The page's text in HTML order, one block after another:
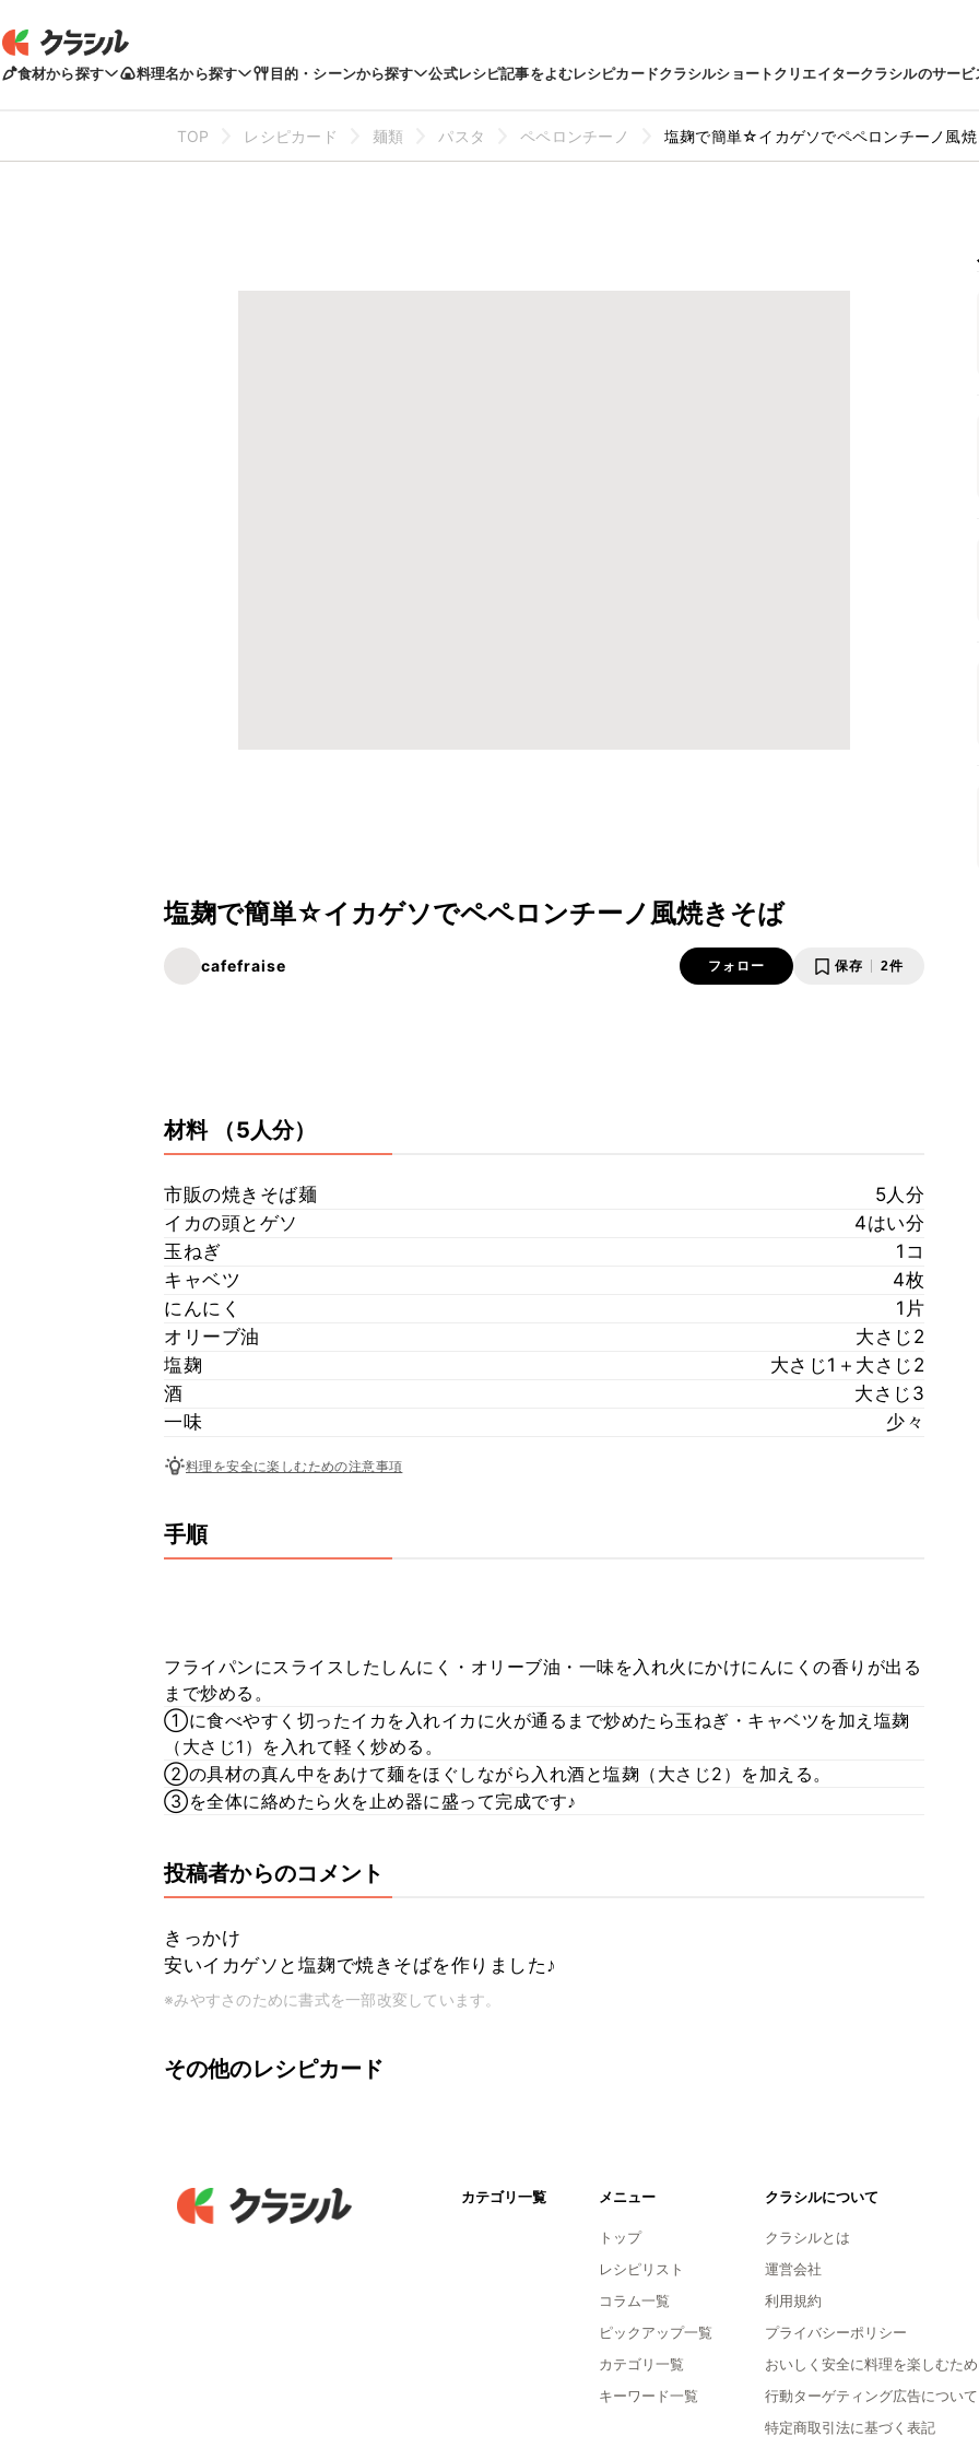
食材から探す 料理名から探す 目的・シーンから探す 公式レシピ記事をよむレシピカードクラシルショートクリエイタークラシルのサービ
TOP レシピカード 麺類 パスタ ペペロンチーノ 塩麹で簡単☆イカゲソでペペロンチーノ風
塩麹で簡単☆イカゲソでペペロンチーノ風焼きそば
cafefraise フォロー 保存 2件
材料 （5人分）
市販の焼きそば麺
5人分
イカの頭とゲソ
4はい分
玉ねぎ
1コ
キャベツ
4枚
にんにく
1片
オリーブ油
大さじ2
塩麹
大さじ1＋大さじ2
酒
大さじ3
一味
少々
料理を安全に楽しむための注意事項
手順
フライパンにスライスしたしんにく・オリーブ油・一味を入れ火にかけにんにくの香りが出る
まで炒める。
①に食べやすく切ったイカを入れイカに火が通るまで炒めたら玉ねぎ・キャベツを加え塩麹
（大さじ1）を入れて軽く炒める。
②の具材の真ん中をあけて麺をほぐしながら入れ酒と塩麹（大さじ2）を加える。
③を全体に絡めたら火を止め器に盛って完成です♪
投稿者からのコメント
きっかけ
安いイカゲソと塩麹で焼きそばを作りました♪
※みやすさのために書式を一部改変しています。
その他のレシピカード
カテゴリ一覧 メニュー
トップ
レシピリスト
コラム一覧
ピックアップ一覧
カテゴリ一覧
キーワード一覧
クラシルについて
クラシルとは
運営会社
利用規約
プライバシーポリシー
おいしく安全に料理を楽しむため
行動ターゲティング広告について
特定商取引法に基づく表記